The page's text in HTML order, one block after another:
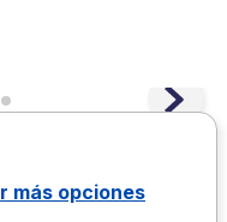
más opciones